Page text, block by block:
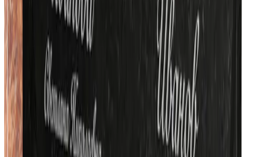
Фото на стекле (с учётом крепежа)
Скидка
Горизонтальный памятник с крестом слева
Текущий выбор
Все опции и итоговая стоимость
Настройте параметры во втором столбце, чтобы
увидеть расчет и добавить товар в корзину.
Описание изделия
Варианты комплектации
Фото готовых изделий